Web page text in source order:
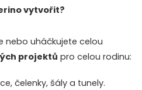
vytvořit?
nebo uháčkujete celou
projektů pro celou rodinu:
čelenky, šály a tunely.